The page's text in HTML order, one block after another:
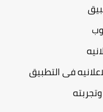
فى التطبيق